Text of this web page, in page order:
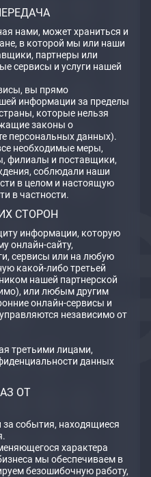
нами, может храниться и
в которой мы или наши
партнеры или
сервисы и услуги нашей
вы прямо
информации за пределы
которые нельзя
законы о
персональных данных).
необходимые меры,
филиалы и поставщики,
соблюдали наши
в целом и настоящую
в частности.
СТОРОН
информации, которую
онлайн-сайту,
сервисы или на любую
какой-либо третьей
нашей партнерской
или любым другим
онлайн-сервисы и
независимо от
третьими лицами,
данных
ОТ
за события, находящиеся
характера
мы обеспечиваем в
безошибочную работу,